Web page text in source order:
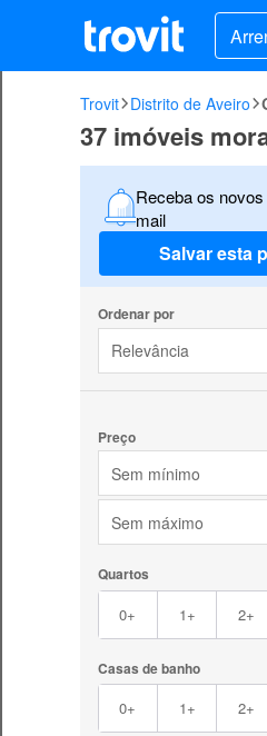
Trovit Distrito de Aveiro
37 imóveis
Receba os
mail
Salvar esta
Ordenar por
Relevância
Preço
Sem mínimo
Sem máximo
Quartos
0+ 1+ 2+
Casas de banho
0+ 1+ 2+